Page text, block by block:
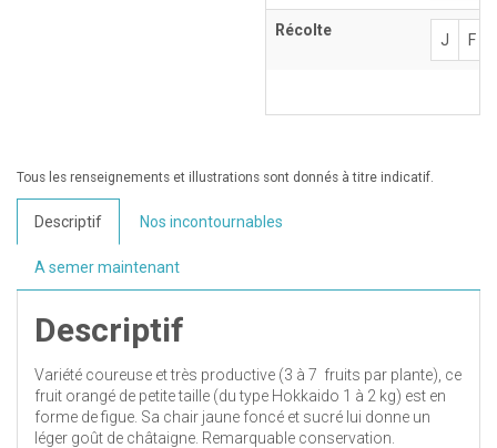
Récolte
J F
Tous les renseignements et illustrations sont donnés à titre indicatif.
Descriptif Nos incontournables
A semer maintenant
Descriptif
Variété coureuse et très productive (3 à 7 fruits par plante), ce
fruit orangé de petite taille (du type Hokkaido 1 à 2 kg) est en
forme de figue. Sa chair jaune foncé et sucré lui donne un
léger goût de châtaigne. Remarquable conservation.